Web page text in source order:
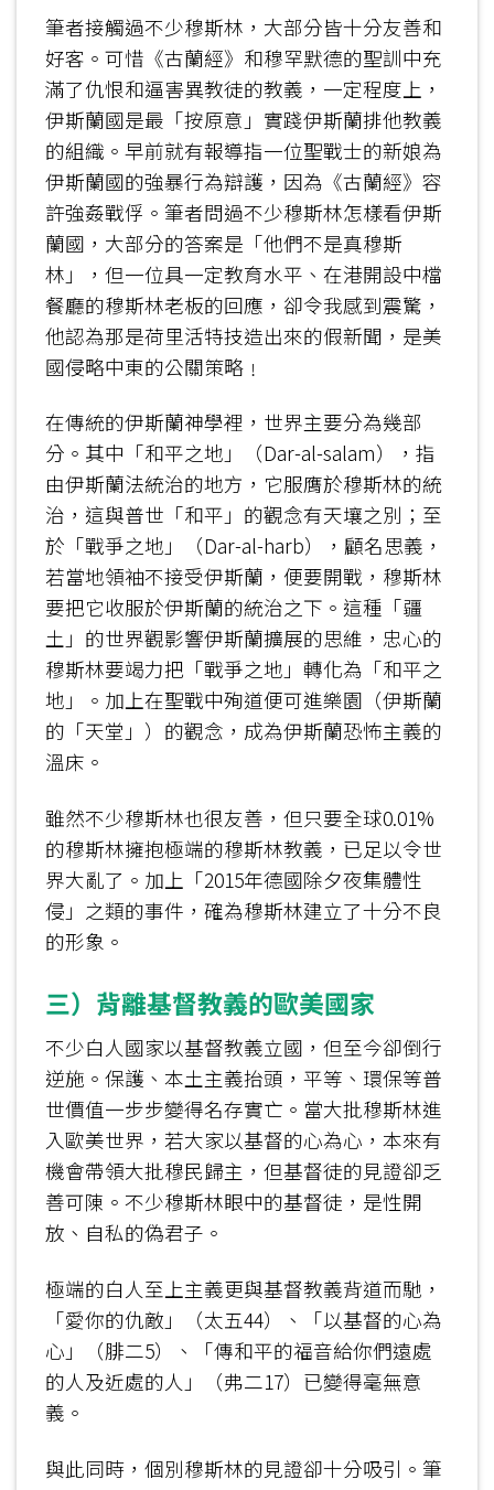
筆者接觸過不少穆斯林，大部分皆十分友善和
好客。可惜《古蘭經》和穆罕默德的聖訓中充
滿了仇恨和逼害異教徒的教義，一定程度上，
伊斯蘭國是最「按原意」實踐伊斯蘭排他教義
的組織。早前就有報導指一位聖戰士的新娘為
伊斯蘭國的強暴行為辯護，因為《古蘭經》容
許強姦戰俘。筆者問過不少穆斯林怎樣看伊斯
蘭國，大部分的答案是「他們不是真穆斯
林」，但一位具一定教育水平、在港開設中檔
餐廳的穆斯林老板的回應，卻令我感到震驚，
他認為那是荷里活特技造出來的假新聞，是美
國侵略中東的公關策略﹗
在傳統的伊斯蘭神學裡，世界主要分為幾部
分。其中「和平之地」（Dar-al-salam），指
由伊斯蘭法統治的地方，它服膺於穆斯林的統
治，這與普世「和平」的觀念有天壤之別；至
於「戰爭之地」（Dar-al-harb），顧名思義，
若當地領袖不接受伊斯蘭，便要開戰，穆斯林
要把它收服於伊斯蘭的統治之下。這種「疆
土」的世界觀影響伊斯蘭擴展的思維，忠心的
穆斯林要竭力把「戰爭之地」轉化為「和平之
地」。加上在聖戰中殉道便可進樂園（伊斯蘭
的「天堂」）的觀念，成為伊斯蘭恐怖主義的
溫床。
雖然不少穆斯林也很友善，但只要全球0.01%
的穆斯林擁抱極端的穆斯林教義，已足以令世
界大亂了。加上「2015年德國除夕夜集體性
侵」之類的事件，確為穆斯林建立了十分不良
的形象。
三）背離基督教義的歐美國家
不少白人國家以基督教義立國，但至今卻倒行
逆施。保護、本土主義抬頭，平等、環保等普
世價值一步步變得名存實亡。當大批穆斯林進
入歐美世界，若大家以基督的心為心，本來有
機會帶領大批穆民歸主，但基督徒的見證卻乏
善可陳。不少穆斯林眼中的基督徒，是性開
放、自私的偽君子。
極端的白人至上主義更與基督教義背道而馳，
「愛你的仇敵」（太五44）、「以基督的心為
心」（腓二5）、「傳和平的福音給你們遠處
的人及近處的人」（弗二17）已變得毫無意
義。
與此同時，個別穆斯林的見證卻十分吸引。筆